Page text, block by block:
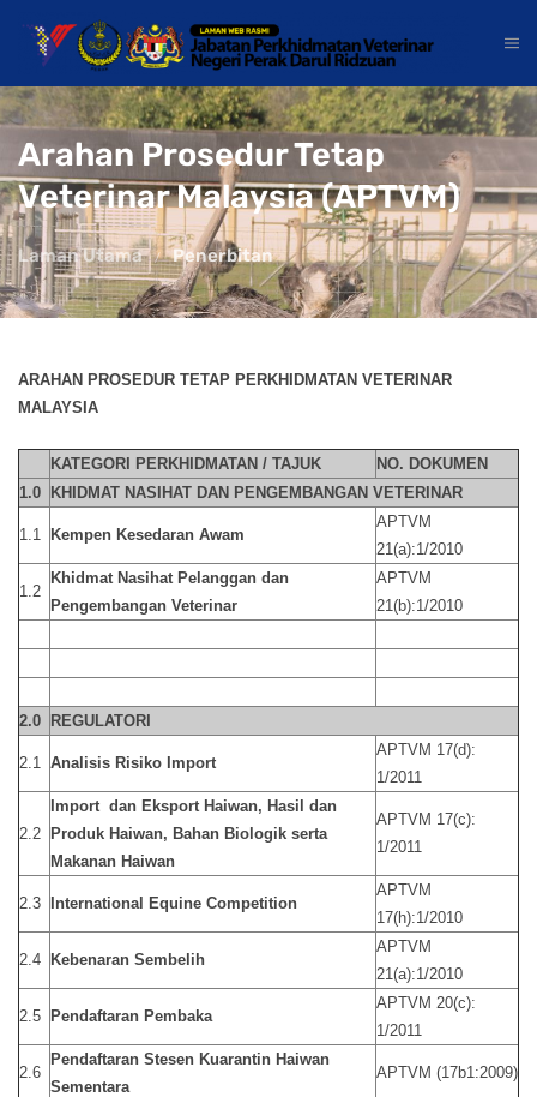
Arahan Prosedur Tetap
Veterinar Malaysia (APTVM)
Laman Utama Penerbitan
ARAHAN PROSEDUR TETAP PERKHIDMATAN VETERINAR
MALAYSIA
KATEGORI PERKHIDMATAN / TAJUK
NO. DOKUMEN
1.0
KHIDMAT NASIHAT DAN PENGEMBANGAN VETERINAR
1.1 Kempen Kesedaran Awam
APTVM
21(a):1/2010
1.2
Khidmat Nasihat Pelanggan dan
Pengembangan Veterinar
APTVM
21(b):1/2010
2.0 REGULATORI
2.1 Analisis Risiko Import
APTVM 17(d):
1/2011
2.2
Import dan Eksport Haiwan, Hasil dan
Produk Haiwan, Bahan Biologik serta
Makanan Haiwan
APTVM 17(c):
1/2011
2.3 International Equine Competition
APTVM
17(h):1/2010
2.4 Kebenaran Sembelih
APTVM
21(a):1/2010
2.5 Pendaftaran Pembaka
APTVM 20(c):
1/2011
2.6
Pendaftaran Stesen Kuarantin Haiwan
Sementara
APTVM (17b1:2009)